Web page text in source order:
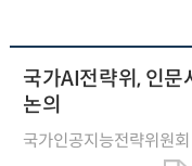
국가AI전략위, 인문
논의
국가인공지능전략위원